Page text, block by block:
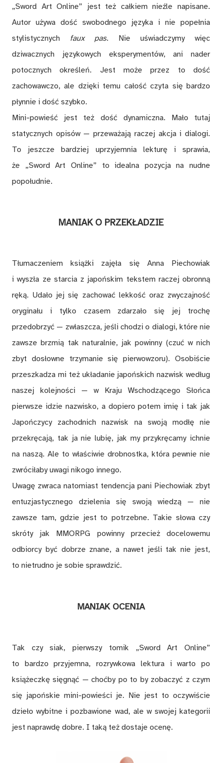
„Sword Art Online” jest też całkiem nieźle napisane.
Autor używa dość swobodnego języka i nie popełnia
stylistycznych faux pas. Nie uświadczymy więc
dziwacznych językowych eksperymentów, ani nader
potocznych określeń. Jest może przez to dość
zachowawczo, ale dzięki temu całość czyta się bardzo
płynnie i dość szybko.
Mini-powieść jest też dość dynamiczna. Mało tutaj
statycznych opisów — przeważają raczej akcja i dialogi.
To jeszcze bardziej uprzyjemnia lekturę i sprawia,
że „Sword Art Online” to idealna pozycja na nudne
popołudnie.
MANIAK O PRZEKŁADZIE
Tłumaczeniem książki zajęła się Anna Piechowiak
i wyszła ze starcia z japońskim tekstem raczej obronną
ręką. Udało jej się zachować lekkość oraz zwyczajność
oryginału i tylko czasem zdarzało się jej trochę
przedobrzyć — zwłaszcza, jeśli chodzi o dialogi, które nie
zawsze brzmią tak naturalnie, jak powinny (czuć w nich
zbyt dosłowne trzymanie się pierwowzoru). Osobiście
przeszkadza mi też układanie japońskich nazwisk według
naszej kolejności — w Kraju Wschodzącego Słońca
pierwsze idzie nazwisko, a dopiero potem imię i tak jak
Japończycy zachodnich nazwisk na swoją modłę nie
przekręcają, tak ja nie lubię, jak my przykręcamy ichnie
na naszą. Ale to właściwie drobnostka, która pewnie nie
zwróciłaby uwagi nikogo innego.
Uwagę zwraca natomiast tendencja pani Piechowiak zbyt
entuzjastycznego dzielenia się swoją wiedzą — nie
zawsze tam, gdzie jest to potrzebne. Takie słowa czy
skróty jak MMORPG powinny przecież docelowemu
odbiorcy być dobrze znane, a nawet jeśli tak nie jest,
to nietrudno je sobie sprawdzić.
MANIAK OCENIA
Tak czy siak, pierwszy tomik „Sword Art Online”
to bardzo przyjemna, rozrywkowa lektura i warto po
książeczkę sięgnąć — choćby po to by zobaczyć z czym
się japońskie mini-powieści je. Nie jest to oczywiście
dzieło wybitne i pozbawione wad, ale w swojej kategorii
jest naprawdę dobre. I taką też dostaje ocenę.